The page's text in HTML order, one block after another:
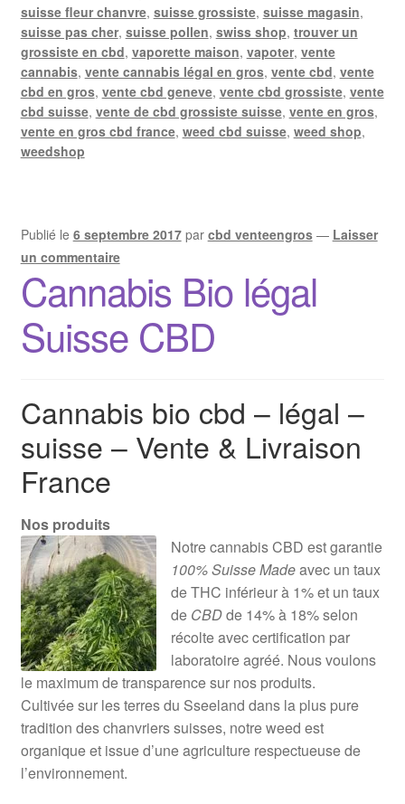
suisse fleur chanvre, suisse grossiste, suisse magasin,
suisse pas cher, suisse pollen, swiss shop, trouver un
grossiste en cbd, vaporette maison, vapoter, vente
cannabis, vente cannabis légal en gros, vente cbd, vente
cbd en gros, vente cbd geneve, vente cbd grossiste, vente
cbd suisse, vente de cbd grossiste suisse, vente en gros,
vente en gros cbd france, weed cbd suisse, weed shop,
weedshop
Publié le 6 septembre 2017 par cbd venteengros — Laisser
un commentaire
Cannabis Bio légal
Suisse CBD
Cannabis bio cbd – légal –
suisse – Vente & Livraison
France
Nos produits
Notre cannabis CBD est garantie
100% Suisse Madeavec un taux
de THC inférieur à 1% et un taux
deCBDde 14% à 18% selon
récolte avec certification par
laboratoire agréé. Nous voulons
le maximum de transparence sur nos produits.
Cultivée sur les terres du Sseeland dans la plus pure
tradition des chanvriers suisses, notre weed est
organique et issue d’une agriculture respectueuse de
l’environnement.